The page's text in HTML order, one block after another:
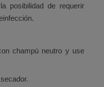
posibilidad de requerir
champú neutro y use